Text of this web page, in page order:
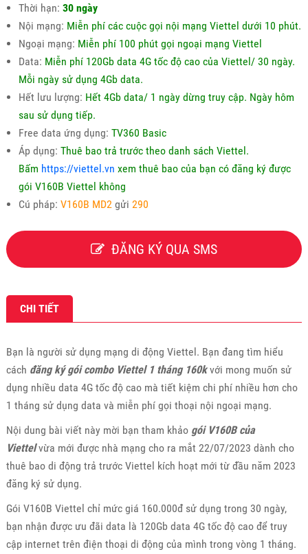
Thời hạn: 30 ngày
Nội mạng: Miễn phí các cuộc gọi nội mạng Viettel dưới 10 phút.
Ngoại mạng: Miễn phí 100 phút gọi ngoại mạng Viettel
Data: Miễn phí 120Gb data 4G tốc độ cao của Viettel/ 30 ngày.
Mỗi ngày sử dụng 4Gb data.
Hết lưu lượng: Hết 4Gb data/ 1 ngày dừng truy cập. Ngày hôm
sau sử dụng tiếp.
Free data ứng dụng: TV360 Basic
Áp dụng: Thuê bao trả trước theo danh sách Viettel.
Bấm https://viettel.vn xem thuê bao của bạn có đăng ký được
gói V160B Viettel không
Cú pháp: V160B MD2 gửi 290
ĐĂNG KÝ QUA SMS
CHI TIẾT
Bạn là người sử dụng mạng di động Viettel. Bạn đang tìm hiểu
cách đăng ký gói combo Viettel 1 tháng 160kvới mong muốn sử
dụng nhiều data 4G tốc độ cao mà tiết kiệm chi phí nhiều hơn cho
1 tháng sử dụng data và miễn phí gọi thoại nội ngoại mạng.
Nội dung bài viết này mời bạn tham khảo gói V160B của
Viettelvừa mới được nhà mạng cho ra mắt 22/07/2023 dành cho
thuê bao di động trả trước Viettel kích hoạt mới từ đầu năm 2023
đăng ký sử dụng.
Gói V160B Viettel chỉ mức giá 160.000đ sử dụng trong 30 ngày,
bạn nhận được ưu đãi data là 120Gb data 4G tốc độ cao để truy
cập internet trên điện thoại di động của mình trong vòng 1 tháng.